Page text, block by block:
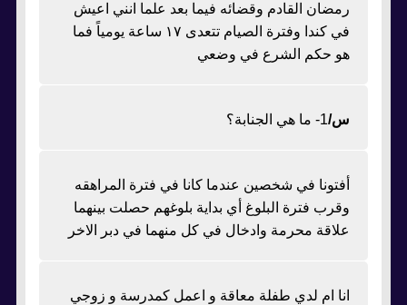
رمضان القادم وقضائه فيما بعد علما انني اعيش
في كندا وفترة الصيام تتعدى ١٧ ساعة يومياً فما
هو حكم الشرع في وضعي
س/1- ما هي الجنابة؟
أفتونا في شخصين عندما كانا في فترة المراهقه
وقرب فترة البلوغ أي بداية بلوغهم حصلت بينهما
علاقة محرمة وادخال في كل منهما في دبر الاخر
انا ام لدي طفلة معاقة و اعمل كمدرسة و زوجي